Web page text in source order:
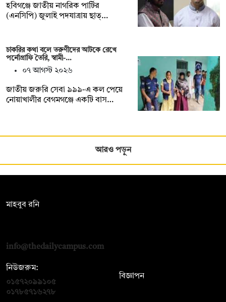
হবিগঞ্জে জাতীয় নাগরিক পার্টির
(এনসিপি) জুলাই পদযাত্রায় ছাত্…
চাকরির কথা বলে তরুণীদের আটকে রেখে
পর্নোগ্রাফি তৈরি, স্বামী-…
০৭ আগস্ট ২০২৬
জাতীয় জরুরি সেবা ৯৯৯-এ কল পেয়ে
নোয়াখালীর বেগমগঞ্জে একটি বাস…
আরও পড়ুন
মাহবুব রনি
info@thedailycampus.com
নিউজরুম:
০১৫৭২০৯৯১০৫
০১৭৮৫৭১৬২৭৮
বিজ্ঞাপন